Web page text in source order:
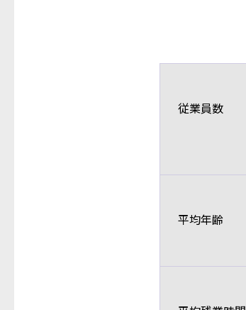
従業員数
平均年齢